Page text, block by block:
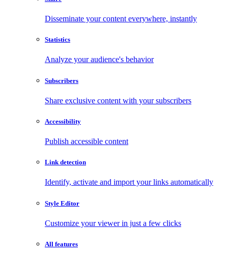
Disseminate your content everywhere, instantly
Statistics
Analyze your audience's behavior
Subscribers
Share exclusive content with your subscribers
Accessibility
Publish accessible content
Link detection
Identify, activate and import your links automatically
Style Editor
Customize your viewer in just a few clicks
All features